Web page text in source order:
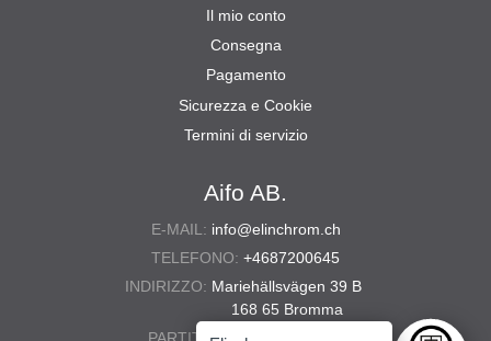
Aifo AB.
E-MAIL: info@elinchrom.ch
TELEFONO: +4687200645
INDIRIZZO: Mariehällsvägen 39 B
168 65 Bromma
PARTITA IVA:
556567-5286
Il mio conto
Consegna
Pagamento
Sicurezza e Cookie
Termini di servizio